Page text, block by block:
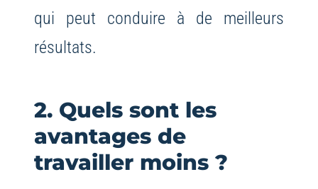
qui peut conduire à de meilleurs
résultats.
2. Quels sont les
avantages de
travailler moins ?